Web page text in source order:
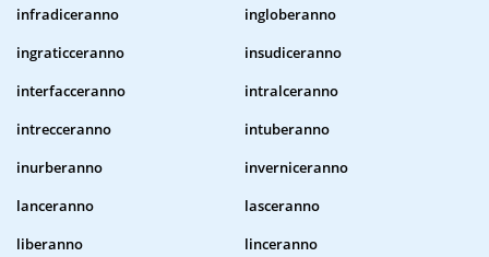
infradiceranno
ingloberanno
ingraticceranno
insudiceranno
interfacceranno
intralceranno
intrecceranno
intuberanno
inurberanno
inverniceranno
lanceranno
lasceranno
liberanno
linceranno